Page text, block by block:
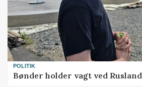
POLITIK
Bønder holder vagt ved Rusland